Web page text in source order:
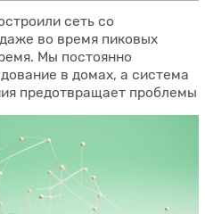
сеть со
во время пиковых
Мы постоянно
в домах, а система
предотвращает проблемы